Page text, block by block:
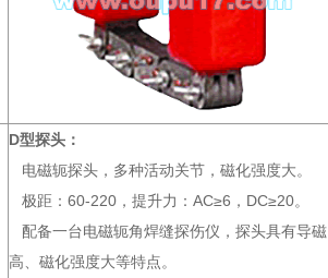
D型探头：
电磁轭探头，多种活动关节，磁化强度大。
极距：60-220，提升力：AC≥6，DC≥20。
配备一台电磁轭角焊缝探伤仪，探头具有导磁
高、磁化强度大等特点。